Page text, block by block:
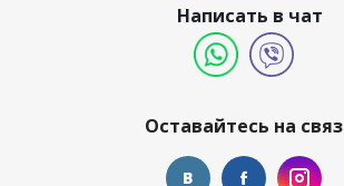
Написать в чат
Оставайтесь на